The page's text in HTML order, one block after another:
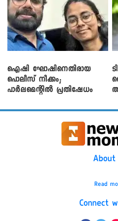
ഐഷി ഘോഷിനെതിരായ
പൊലീസ് നീക്കം;
പാര്‍ലമെന്റിൽ പ്രതിഷേധം
About
Read
Connect